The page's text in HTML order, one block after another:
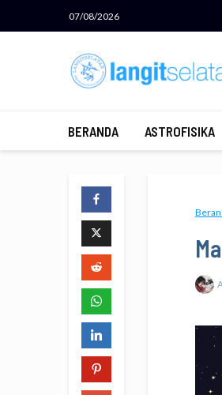
07/08/2026
BERANDA ASTROFISIKA